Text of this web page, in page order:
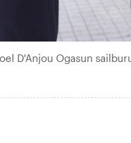
D'Anjou Ogasun